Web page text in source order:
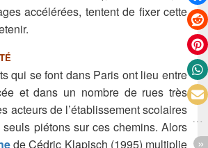
accélérées, tentent de fixer cette
qui se font dans Paris ont lieu entre
et dans un nombre de rues très
acteurs de l’établissement scolaires
piétons sur ces chemins. Alors
de Cédric Klapisch (1995) multiplie